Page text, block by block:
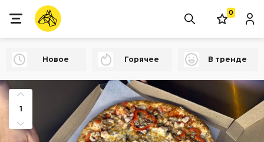
0
Новое Горячее В тренде
1